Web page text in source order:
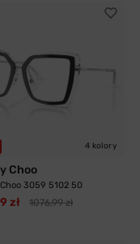
4 kolory
Choo
3059 5102 50
zł 1076,99 zł